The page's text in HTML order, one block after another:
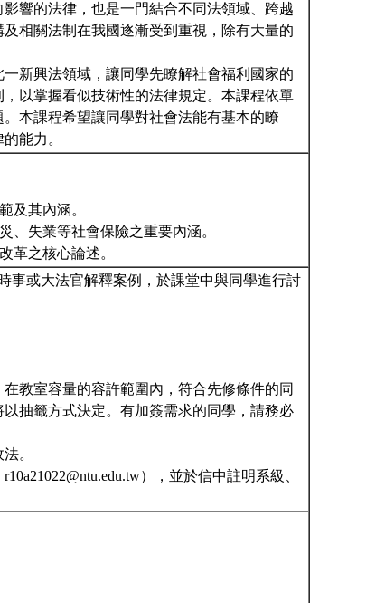
響的法律，也是一門結合不同法領域、跨越
相關法制在我國逐漸受到重視，除有大量的
新興法領域，讓同學先瞭解社會福利國家的
以掌握看似技術性的法律規定。本課程依單
本課程希望讓同學對社會法能有基本的瞭
能力。
及其內涵。
、失業等社會保險之重要內涵。
革之核心論述。
事或大法官解釋案例，於課堂中與同學進行討
教室容量的容許範圍內，符合先修條件的同
抽籤方式決定。有加簽需求的同學，請務必
。
），並於信中註明系級、